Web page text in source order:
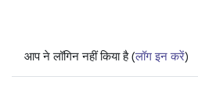
आप ने लॉगिन नहीं किया है (लॉग इन करें)